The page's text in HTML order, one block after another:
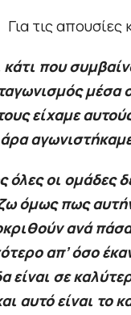
Για τις
κάτι που
είχαμε
όλες οι ομάδες
όμως πως
ανά
απ’ όσο
είναι σε
αυτό είναι το